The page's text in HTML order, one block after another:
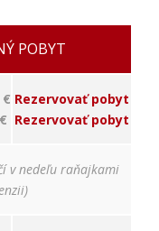
POBYT
€ Rezervovať pobyt
Rezervovať pobyt
v nedeľu raňajkami